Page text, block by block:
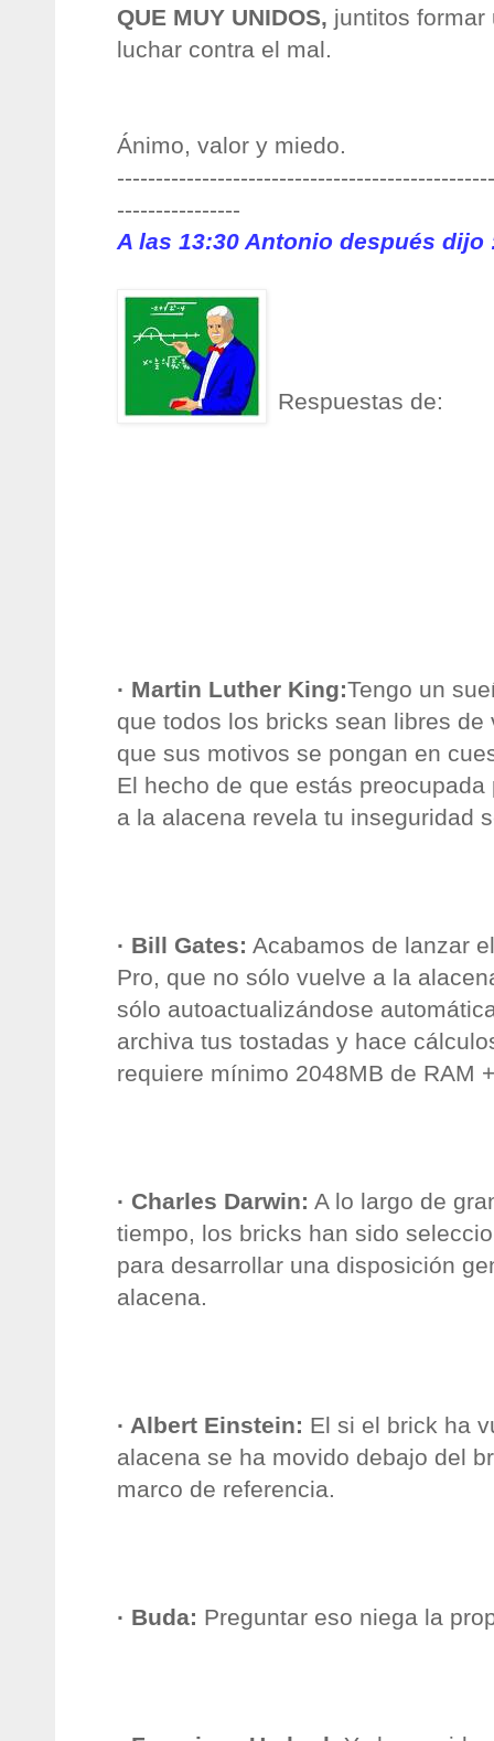
QUE MUY UNIDOS, juntitos formar
luchar contra el mal.
Ánimo, valor y miedo.
----------------
A las 13:30 Antonio después dijo
Respuestas de:
· Martin Luther King:Tengo un
que todos los bricks sean libres de
que sus motivos se pongan en
El hecho de que estás
a la alacena revela tu inseguridad
· Bill Gates: Acabamos de lanzar
Pro, que no sólo vuelve a la
sólo autoactualizándose
archiva tus tostadas y hace
requiere mínimo 2048MB de RAM
· Charles Darwin: A lo largo de
tiempo, los bricks han sido
para desarrollar una disposición
alacena.
· Albert Einstein: El si el brick ha
alacena se ha movido debajo del
marco de referencia.
· Buda: Preguntar eso niega la